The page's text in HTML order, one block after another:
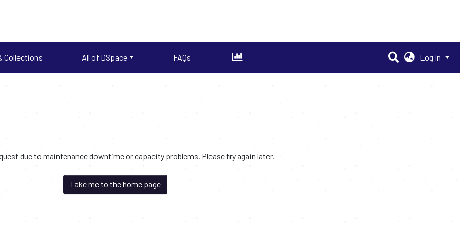
Collections All of DSpace FAQs Log In
due to maintenance downtime or capacity problems. Please try again later.
Take me to the home page